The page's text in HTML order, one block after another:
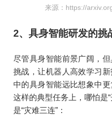
来源：https://
2、具身智能研发的挑
尽管具身智能前景广阔，
挑战，让机器人高效学习
中的具身智能远比想象中
这样的典型任务上，哪怕是
是“灾难三连”：